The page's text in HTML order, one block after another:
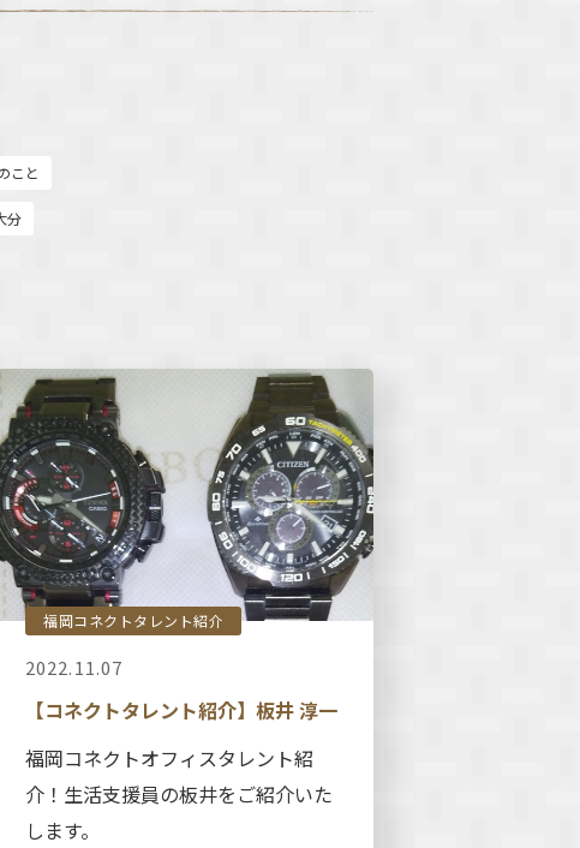
こと
分
福岡コネクトタレント紹介
2022.11.07
【コネクトタレント紹介】板井 淳一
福岡コネクトオフィスタレント紹
介！生活支援員の板井をご紹介いた
します。